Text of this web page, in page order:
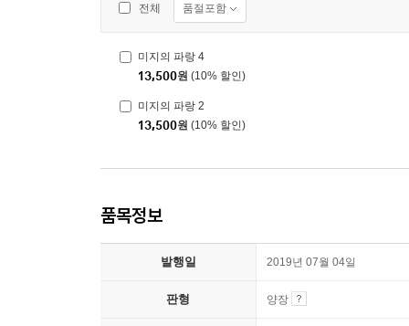
전체 품절포함
미지의 파랑 4
13,500원 (10% 할인)
미지의 파랑 2
13,500원 (10% 할인)
품목정보
발행일 2019년 07월 04일
판형 양장